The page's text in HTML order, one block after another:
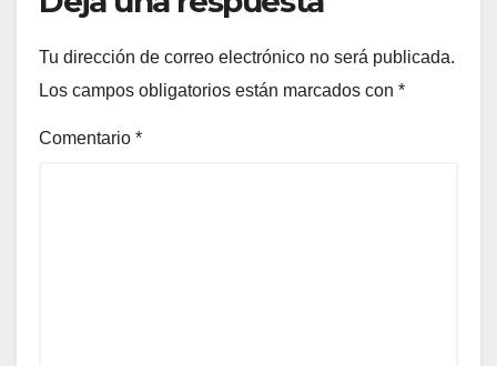
Tu dirección de correo electrónico no será publicada.
Los campos obligatorios están marcados con *
Comentario *